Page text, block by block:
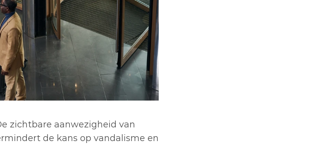
zichtbare aanwezigheid van
de kans op vandalisme en